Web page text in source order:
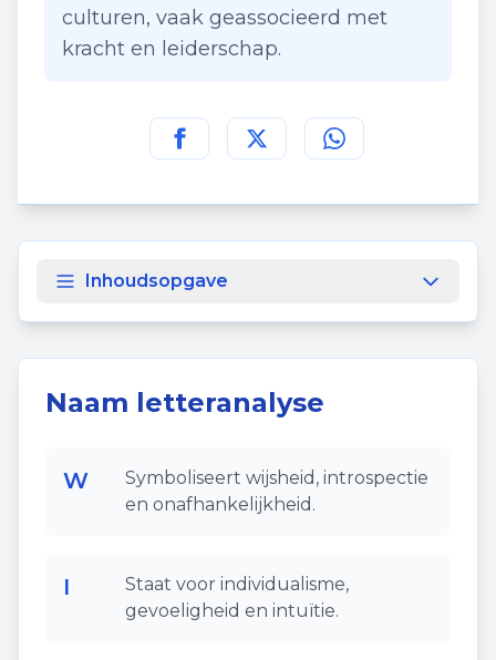
culturen, vaak geassocieerd met
kracht en leiderschap.
Deel deze pagina op
Deel deze pagina op
Deel deze pagina
Inhoudsopgave
Naam letteranalyse
W
Symboliseert wijsheid, introspectie
en onafhankelijkheid.
I
Staat voor individualisme,
gevoeligheid en intuïtie.